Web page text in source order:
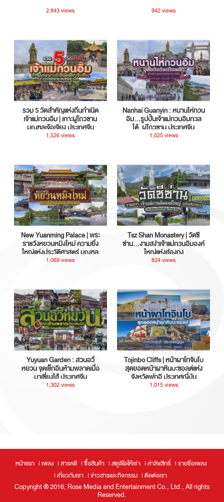
2,843 views 942 views
รวม 5 วัดสำคัญแห่งถิ่นกำเนิด
เจ้าแม่กวนอิม | เกาะผู่โถวซาน
มณฑลเจ้อเจียง ประเทศจีน
1,526 views
Nanhai Guanyin : หนานไห่กวน
อิม...รูปปั้นเจ้าแม่กวนอิมทะเล
ใต้, ผู่โถวซาน ประเทศจีน
1,025 views
New Yuanming Palace | พระ
ราชวังหยวนหมิงใหม่ ความยิ่ง
ใหญ่แห่งประวัติศาสตร์ มณฑล
กวางตุ้ง ประเทศจีน
1,069 views
Tsz Shan Monastery | วัดซี
ซ่าน…งามสง่าเจ้าแม่กวนอิมองค์
ใหญ่แห่งฮ่องกง
824 views
Yuyuan Garden : สวนอวี้
หยวน จุดเช็กอินห้ามพลาดเมื่อ
มาเซี่ยงไฮ้ ประเทศจีน
1,302 views
Tojinbo Cliffs | หน้าผาโทจินโบ
สุดยอดหน้าผาหินบะซอลต์แห่ง
จังหวัดฟุกุอิ ประเทศญี่ปุ่น
1,015 views
หน้าแรก เพลง สารคดี ซื้อสินค้า สตูดิโอให้เช่า ค่าลิขสิทธิ์
รายชื่อเพลง
เกี่ยวกับเรา
ข่าวสารและกิจกรรม ติดต่อเรา
Copyright ® 2016, Rose Media and Entertainment Co., Ltd., All rights
Reserved.